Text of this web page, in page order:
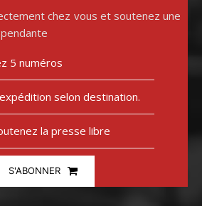
chez vous et soutenez une
5 numéros
selon destination.
la presse libre
S'ABONNER